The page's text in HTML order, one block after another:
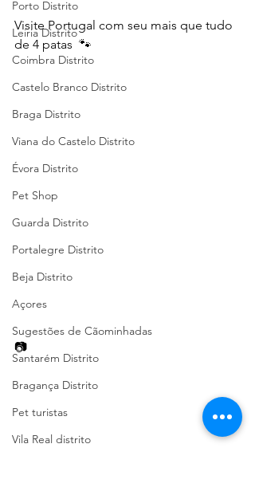
Porto Distrito
Leiria Distrito
Coimbra Distrito
Castelo Branco Distrito
Braga Distrito
Viana do Castelo Distrito
Évora Distrito
Pet Shop
Guarda Distrito
Portalegre Distrito
Beja Distrito
Açores
Sugestões de Cãominhadas
Santarém Distrito
Bragança Distrito
Pet turistas
Vila Real distrito
Visite Portugal com seu mais que tudo
de 4 patas  🐾
📷